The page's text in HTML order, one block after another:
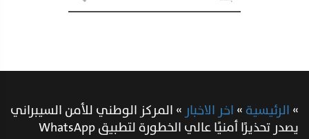
»الرئيسية»اخر الاخبار »المركز الوطني للأمن السيبراني
يصدر تحذيرًا أمنيًا عالي الخطورة لتطبيق WhatsApp